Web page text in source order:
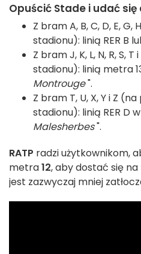
Opuścić Stade i udać się
Z bram A, B, C, D, E, G,
stadionu): linią RER B
Z bram J, K, L, N, R, S,
stadionu): linią metra
Montrouge".
Z bram T, U, X, Y i Z
stadionu): linią RER D
Malesherbes".
RATP radzi użytkownikom,
metra12, aby dostać się na
jest zazwyczaj mniej